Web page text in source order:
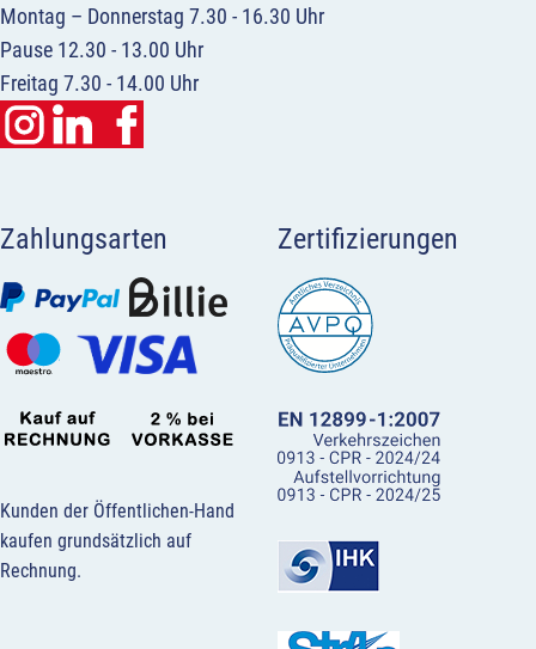
Montag – Donnerstag 7.30 - 16.30 Uhr
Pause 12.30 - 13.00 Uhr
Freitag 7.30 - 14.00 Uhr
Zahlungsarten
Kunden der Öffentlichen-Hand
kaufen grundsätzlich auf
Rechnung.
Zertifizierungen